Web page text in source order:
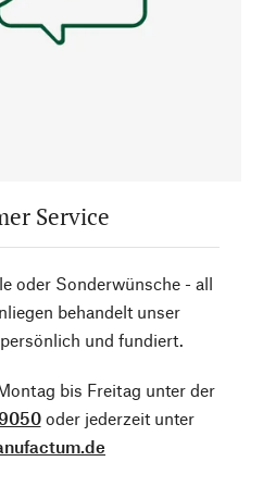
Service
oder Sonderwünsche - all
behandelt unser
und fundiert.
bis Freitag unter der
oder jederzeit unter